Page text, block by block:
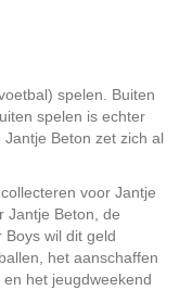
spelen. Buiten
spelen is echter
Beton zet zich al
voor Jantje
Jantje Beton, de
wil dit geld
het aanschaffen
het jeugdweekend